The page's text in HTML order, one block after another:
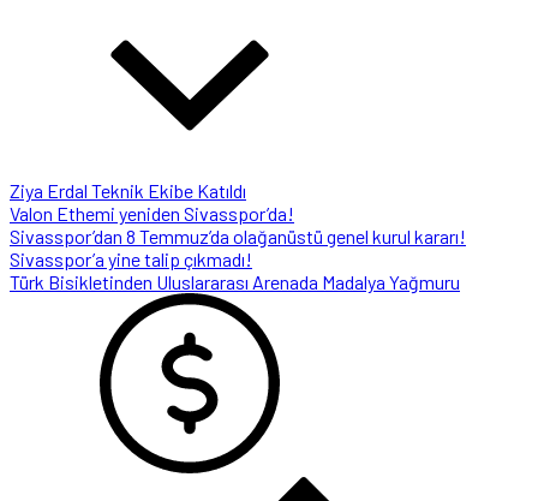
Ziya Erdal Teknik Ekibe Katıldı
Valon Ethemi yeniden Sivasspor’da!
Sivasspor’dan 8 Temmuz’da olağanüstü genel kurul kararı!
Sivasspor’a yine talip çıkmadı!
Türk Bisikletinden Uluslararası Arenada Madalya Yağmuru